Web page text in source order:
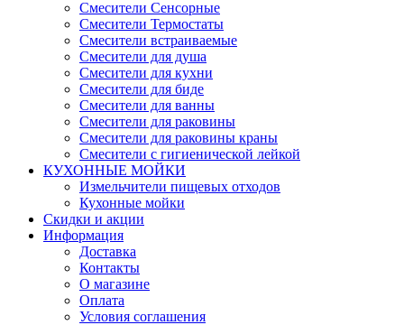
Смесители Сенсорные
Смесители Термостаты
Смесители встраиваемые
Смесители для душа
Смесители для кухни
Смесители для биде
Смесители для ванны
Смесители для раковины
Смесители для раковины краны
Смесители с гигиенической лейкой
КУХОННЫЕ МОЙКИ
Измельчители пищевых отходов
Кухонные мойки
Скидки и акции
Информация
Доставка
Контакты
О магазине
Оплата
Условия соглашения